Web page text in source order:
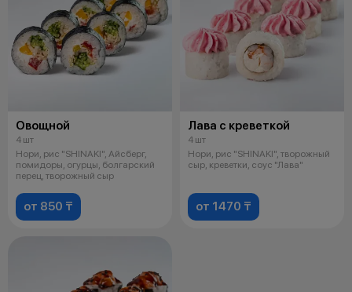
Овощной
4 шт
Нори, рис "SHINAKI", Айсберг,
помидоры, огурцы, болгарский
перец, творожный сыр
от 850 ₸
Лава с креветкой
4 шт
Нори, рис "SHINAKI", творожный
сыр, креветки, соус "Лава"
от 1470 ₸